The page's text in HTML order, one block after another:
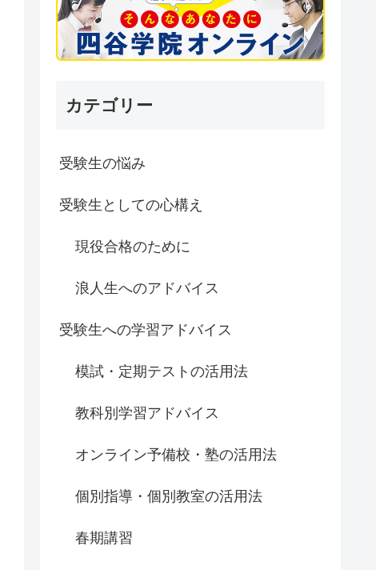
カテゴリー
受験生の悩み
受験生としての心構え
現役合格のために
浪人生へのアドバイス
受験生への学習アドバイス
模試・定期テストの活用法
教科別学習アドバイス
オンライン予備校・塾の活用法
個別指導・個別教室の活用法
春期講習